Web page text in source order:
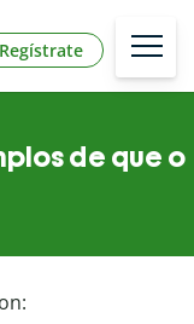
Regístrate
de que o